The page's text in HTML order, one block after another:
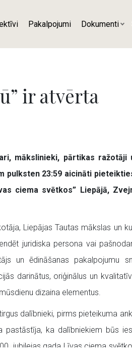
Pakalpojumi Dokumenti
ir atvērta
mākslinieki, pārtikas ražotāji
pulksten 23:59 aicināti
ciema svētkos” Liepājā,
Liepājas Tautas mākslas un
juridiska persona vai
un ēdināšanas pakalpojumu
darinātus, oriģinālus un
dizaina elementus.
dalībnieki, pirms pieteikuma
ka dalībniekiem būs
jubilejas gada Līvas ciema